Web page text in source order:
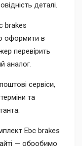
деталі.
brakes
оформити в
перевірить
аналог.
сервіси,
та
Ebc brakes
— обробимо